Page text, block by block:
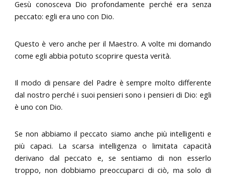
Gesù conosceva Dio profondamente perché era senza
peccato: egli era uno con Dio.
Questo è vero anche per il Maestro. A volte mi domando
come egli abbia potuto scoprire questa verità.
Il modo di pensare del Padre è sempre molto differente
dal nostro perché i suoi pensieri sono i pensieri di Dio: egli
è uno con Dio.
Se non abbiamo il peccato siamo anche più intelligenti e
più capaci. La scarsa intelligenza o limitata capacità
derivano dal peccato e, se sentiamo di non esserlo
troppo, non dobbiamo preoccuparci di ciò, ma solo di